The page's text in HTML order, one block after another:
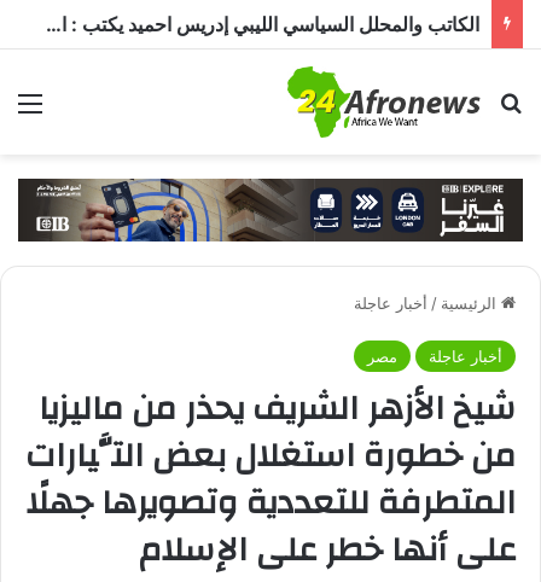
السعودية وتركيا وباكستان توقع «اتفاقية مكة للدفاع المشترك».. هجوم على دولة يُعد اعتداءً على الجميع
بحث عن
الرئيسية / أخبار عاجلة
أخبار عاجلة مصر
شيخ الأزهر الشريف يحذر من ماليزيا
من خطورة استغلال بعض التَّيارات
المتطرفة للتعددية وتصويرها جهلًا
على أنها خطر على الإسلام